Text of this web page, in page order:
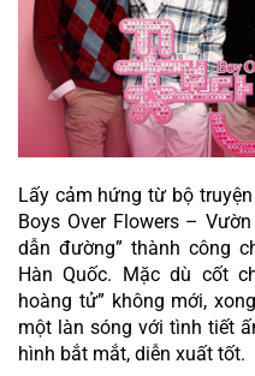
Lấy cảm hứng từ bộ
Boys Over Flowers –
dẫn đường” thành công
Hàn Quốc. Mặc dù cốt
hoàng tử” không mới,
một làn sóng với tình tiết
hình bắt mắt, diễn xuất tốt.